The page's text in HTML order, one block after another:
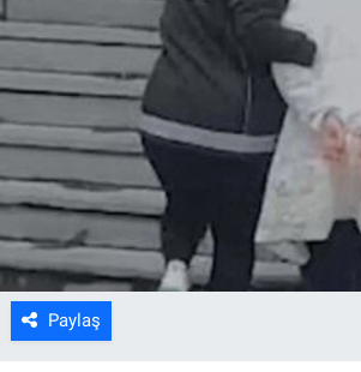
Paylaş
Eğitim
Yaşam
Kültür Sanat
Bilim ve Teknoloji
Genel
Haber Arşivi